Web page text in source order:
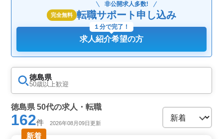
完全無料
非公開求人多数!
転職サポート申し込み
求人紹介希望の方
１分で完了！
徳島県
50歳以上歓迎
徳島県 50代の求人・転職
162件 2026年08月09日更新
新着